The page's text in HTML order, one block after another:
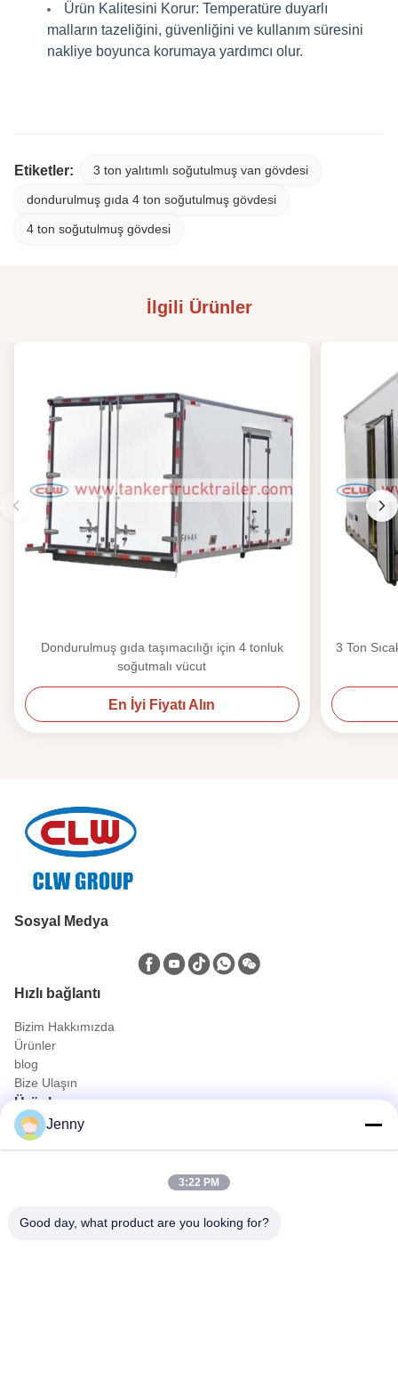
Ürün Kalitesini Korur: Temperatüre duyarlı
malların tazeliğini, güvenliğini ve kullanım süresini
nakliye boyunca korumaya yardımcı olur.
Etiketler: 3 ton yalıtımlı soğutulmuş van gövdesi
dondurulmuş gıda 4 ton soğutulmuş gövdesi
4 ton soğutulmuş gövdesi
İlgili Ürünler
Dondurulmuş gıda taşımacılığı için 4 tonluk
soğutmalı vücut
En İyi Fiyatı Alın
3 Ton
Sosyal Medya
Hızlı bağlantı
Bizim Hakkımızda
Ürünler
blog
Bize Ulaşın
Ürünler
Petrol ve Gaz Kamyonu
Temizlik kamyonu
Tarım & Hayvan ve Gıda Taşıma Kamyonu
arazi kamyonu
Jenny
3:22 PM
Good day, what product are you looking for?